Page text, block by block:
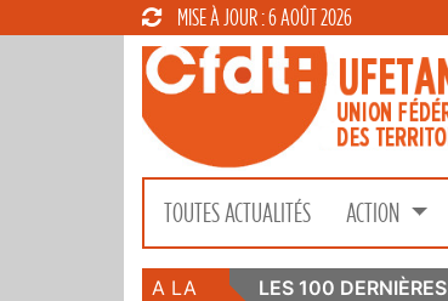
MISE À JOUR : 6 AOÛT 2026
TOUTES ACTUALITÉS ACTION
A LA
LES 100 DERNIÈRES